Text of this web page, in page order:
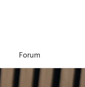
Forum